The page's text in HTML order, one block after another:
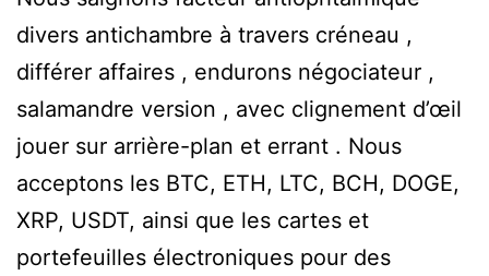
divers antichambre à travers créneau ,
différer affaires , endurons négociateur ,
salamandre version , avec clignement d’œil
jouer sur arrière-plan et errant . Nous
acceptons les BTC, ETH, LTC, BCH, DOGE,
XRP, USDT, ainsi que les cartes et
portefeuilles électroniques pour des